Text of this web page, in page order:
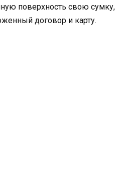
поверхность свою сумку,
договор и карту.